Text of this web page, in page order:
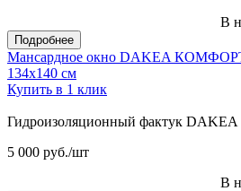
В
Подробнее
Мансардное окно DAKEA
134х140 см
Купить в 1 клик
Гидроизоляционный фактук DAKEA
5 000 руб./шт
В